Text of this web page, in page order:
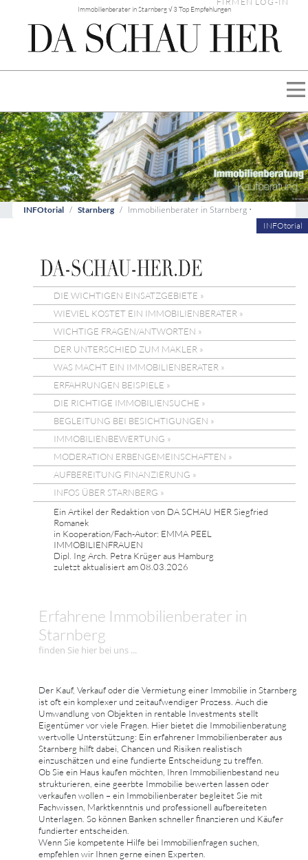
Immobilienberater in Starnberg √ 3 Top Empfehlungen
INFOtorial Starnberg
Immobilienberater in Starnberg •
INFOtorial
DIE WICHTIGEN EINSATZGEBIETE »
WIEVIEL KOSTET EIN IMMOBILIENBERATER »
WICHTIGE FRAGEN/ANTWORTEN »
DER UNTERSCHIED ZUM MAKLER »
WAS MACHT EIN IMMOBILIENBERATER »
ERFAHRUNGEN BEISPIELE »
DIE RICHTIGE IMMOBILIENSUCHE »
BEGLEITUNG BEI BESICHTIGUNGEN »
IMMOBILIENBEWERTUNG »
MODERATION ERBENGEMEINSCHAFTEN »
AUFBEREITUNG FINANZIERUNG »
INFOS ÜBER STARNBERG »
Ein Artikel der Redaktion von DA SCHAU HER Siegfried
Romanek
in Kooperation/Fach-Autor: EMMA PEEL
IMMOBILIENFRAUEN
Dipl. Ing Arch. Petra Krüger aus Hamburg
zuletzt aktualisiert am 08.03.2026
Erfahrene Immobilienberater in
Starnberg
finden Sie hier bei uns ...
Der Kauf, Verkauf oder die Vermietung einer Immobilie in Starnberg
ist oft ein komplexer und zeitaufwendiger Prozess. Auch die
Umwandlung von Objekten in rentable Investments stellt
Eigentümer vor viele Fragen. Hier bietet die Immobilienberatung
wertvolle Unterstützung: Ein erfahrener Immobilienberater aus
Starnberg hilft dabei, Chancen und Risiken realistisch
einzuschätzen und eine fundierte Entscheidung zu treffen.
Ob Sie ein Haus kaufen möchten, Ihren Immobilienbestand neu
strukturieren, eine geerbte Immobilie bewerten lassen oder
verkaufen wollen – ein Immobilienberater begleitet Sie mit
Fachwissen, Marktkenntnis und professionell aufbereiteten
Unterlagen. So können Banken schneller finanzieren und Käufer
fundierter entscheiden.
Wenn Sie kompetente Hilfe bei Immobilienfragen suchen,
empfehlen wir Ihnen gerne einen Experten.